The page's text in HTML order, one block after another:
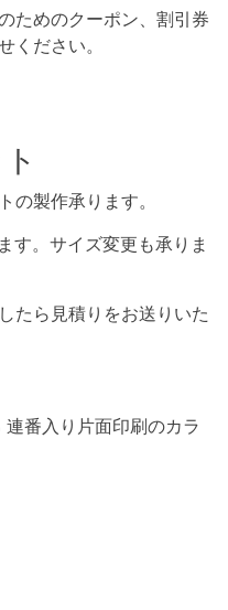
ためのクーポン、割引券
ください。
の製作承ります。
す。サイズ変更も承りま
たら見積りをお送りいた
番入り片面印刷のカラ